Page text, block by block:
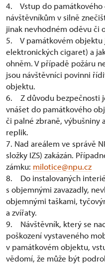
4. Vstup do památkového
návštěvníkům v silně
jinak nevhodném oděvu či
5. V památkovém objektu
elektronických cigaret) a
ohněm. V případě požáru
jsou návštěvníci povinni
objektu.
6. Z důvodu bezpečnosti
vnášet do památkového
či palné zbraně, výbušniny
replik.
7. Nad areálem ve správě
složky IZS) zakázán.
zámku: milotice@npu.cz
8. Do instalovaných
s objemnými zavazadly,
objemnými taškami,
a zvířaty.
9. Návštěvník, který se
poškození vystaveného
v památkovém objektu,
vědomí, že může být